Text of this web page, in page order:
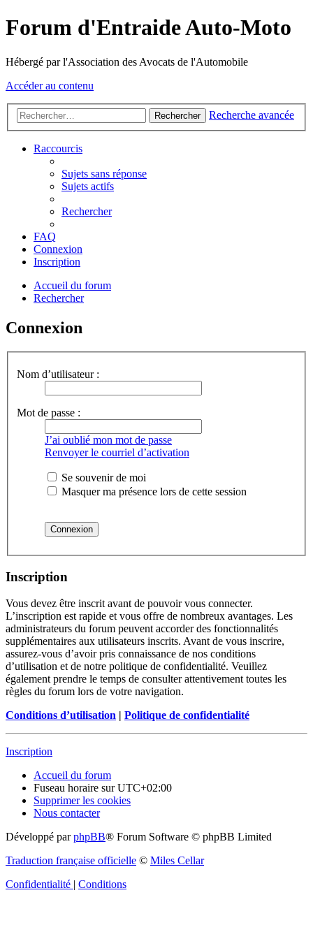
Forum d'Entraide Auto-Moto
Hébergé par l'Association des Avocats de l'Automobile
Accéder au contenu
Rechercher Recherche avancée
Raccourcis
Sujets sans réponse
Sujets actifs
Rechercher
FAQ
Connexion
Inscription
Accueil du forum
Rechercher
Connexion
Nom d’utilisateur :
Mot de passe :
J’ai oublié mon mot de passe
Renvoyer le courriel d’activation
Se souvenir de moi
Masquer ma présence lors de cette session
Inscription
Vous devez être inscrit avant de pouvoir vous connecter.
L’inscription est rapide et vous offre de nombreux avantages. Les
administrateurs du forum peuvent accorder des fonctionnalités
supplémentaires aux utilisateurs inscrits. Avant de vous inscrire,
assurez-vous d’avoir pris connaissance de nos conditions
d’utilisation et de notre politique de confidentialité. Veuillez
également prendre le temps de consulter attentivement toutes les
règles du forum lors de votre navigation.
Conditions d’utilisation | Politique de confidentialité
Inscription
Accueil du forum
Fuseau horaire surUTC+02:00
Supprimer les cookies
Nous contacter
Développé parphpBB® Forum Software © phpBB Limited
Traduction française officielle © Miles Cellar
Confidentialité | Conditions